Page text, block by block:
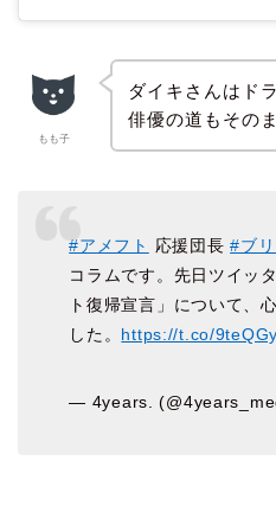
もも子
ダイキさんはド
俳優の道もその
#アメフト 応援団長#ブ
コラムです。先日ツイッ
ト復帰宣言」について、
した。 https://t.co/
— 4years.